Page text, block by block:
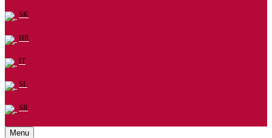
SK
HR
IT
SL
SR
Menu